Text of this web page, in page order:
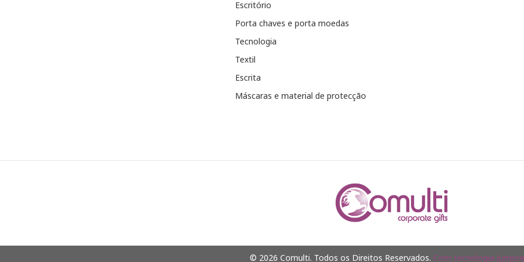
Escritório
Porta chaves e porta moedas
Tecnologia
Textil
Escrita
Máscaras e material de protecção
© 2026 Comulti. Todos os Direitos Reservados. Com tecnologia